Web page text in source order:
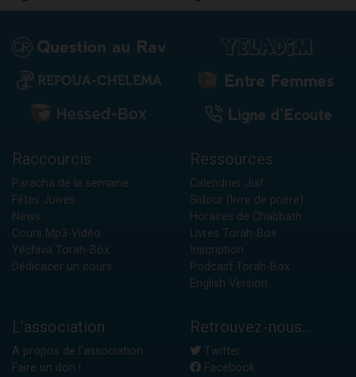
Raccourcis
Paracha de la semaine
Fêtes Juives
News
Cours Mp3-Vidéo
Yéchiva Torah-Box
Dédicacer un cours
Ressources
Calendrier Juif
Sidour (livre de prière)
Horaires de Chabbath
Livres Torah-Box
Inscription
Podcast Torah-Box
English Version
L'association
A propos de l'association
Faire un don !
Retrouvez-nous...
Twitter
Facebook